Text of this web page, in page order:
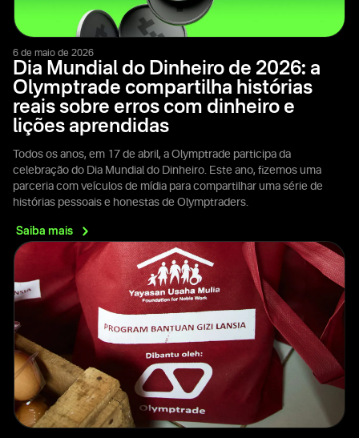
6 de maio de 2026
Dia Mundial do Dinheiro de 2026: a
Olymptrade compartilha histórias
reais sobre erros com dinheiro e
lições aprendidas
Todos os anos, em 17 de abril, a Olymptrade participa da
celebração do Dia Mundial do Dinheiro. Este ano, fizemos uma
parceria com veículos de mídia para compartilhar uma série de
histórias pessoais e honestas de Olymptraders.
Saiba mais